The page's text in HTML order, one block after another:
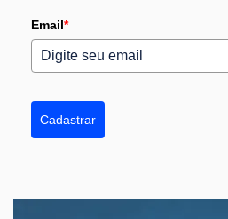
Email*
Cadastrar